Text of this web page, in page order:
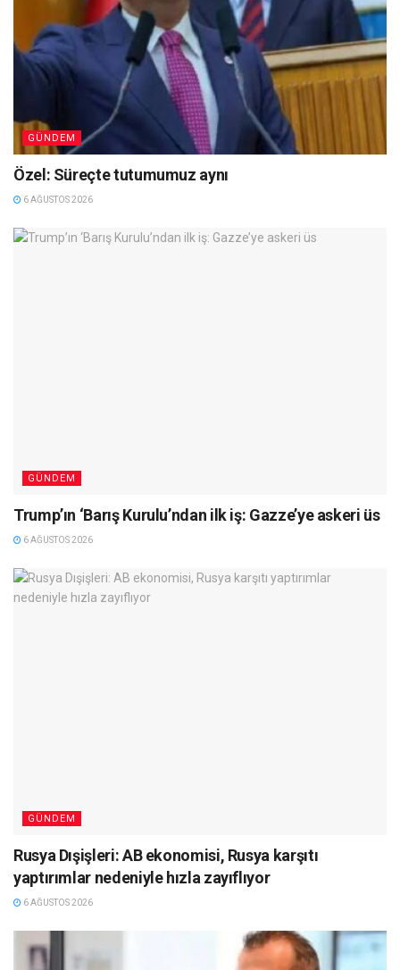
GÜNDEM
Özel: Süreçte tutumumuz aynı
6 AĞUSTOS 2026
GÜNDEM
Trump’ın ‘Barış Kurulu’ndan ilk iş: Gazze’ye askeri üs
6 AĞUSTOS 2026
GÜNDEM
Rusya Dışişleri: AB ekonomisi, Rusya karşıtı
yaptırımlar nedeniyle hızla zayıflıyor
6 AĞUSTOS 2026